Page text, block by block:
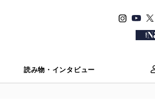
読み物・インタビュー